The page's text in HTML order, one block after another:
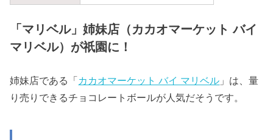
「マリベル」姉妹店（カカオマーケット バイ
マリベル）が祇園に！
姉妹店である「カカオマーケット バイ マリベル 」は、量
り売りできるチョコレートボールが人気だそうです。